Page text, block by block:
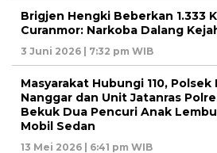
Brigjen Hengki Beberkan 1.333
Curanmor: Narkoba Dalang
3 Juni 2026 | 7:32 pm WIB
Masyarakat Hubungi 110,
Nanggar dan Unit Jatanras
Bekuk Dua Pencuri Anak
Mobil Sedan
13 Mei 2026 | 6:41 pm WIB